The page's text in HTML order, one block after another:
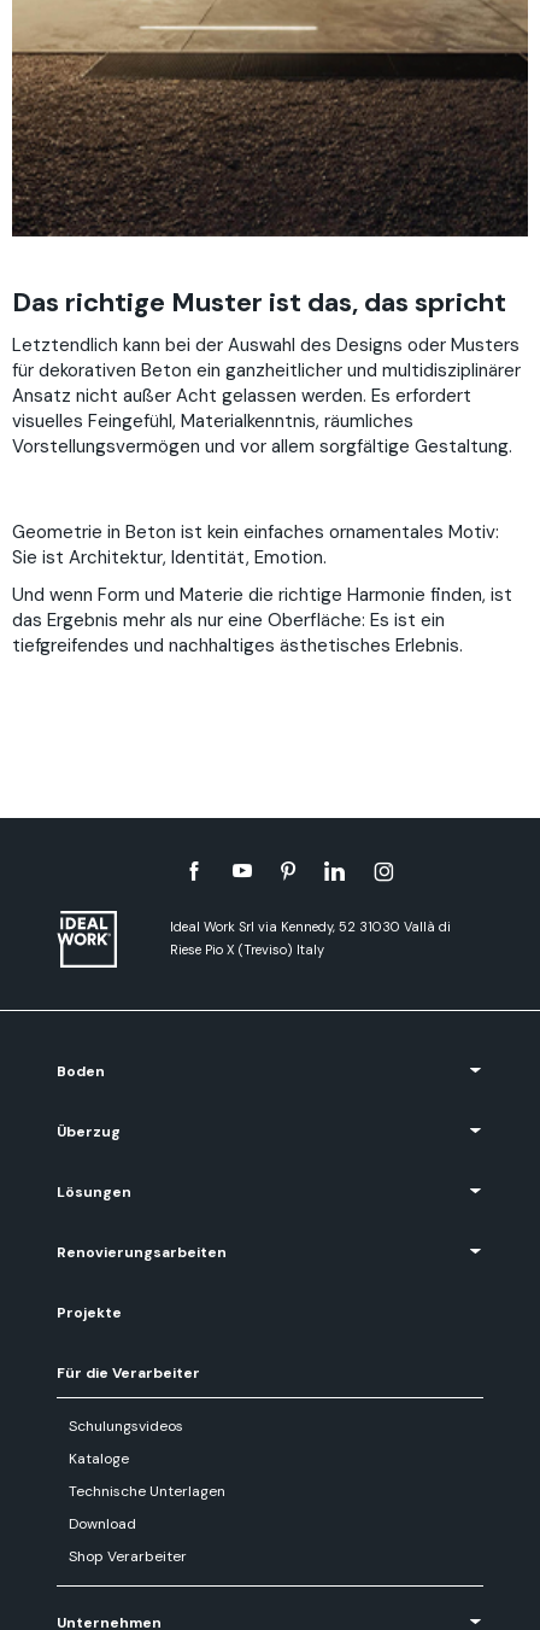
Das richtige Muster ist das, das spricht
Letztendlich kann bei der Auswahl des Designs oder Musters
für dekorativen Beton ein ganzheitlicher und multidisziplinärer
Ansatz nicht außer Acht gelassen werden. Es erfordert
visuelles Feingefühl, Materialkenntnis, räumliches
Vorstellungsvermögen und vor allem sorgfältige Gestaltung.
Geometrie in Beton ist kein einfaches ornamentales Motiv:
Sie ist Architektur, Identität, Emotion.
Und wenn Form und Materie die richtige Harmonie finden, ist
das Ergebnis mehr als nur eine Oberfläche: Es ist ein
tiefgreifendes und nachhaltiges ästhetisches Erlebnis.
Ideal Work Srl via Kennedy, 52 31030 Vallà di
Riese Pio X (Treviso) Italy
Boden
Überzug
Lösungen
Renovierungsarbeiten
Projekte
Für die Verarbeiter
Schulungsvideos
Kataloge
Technische Unterlagen
Download
Shop Verarbeiter
Unternehmen